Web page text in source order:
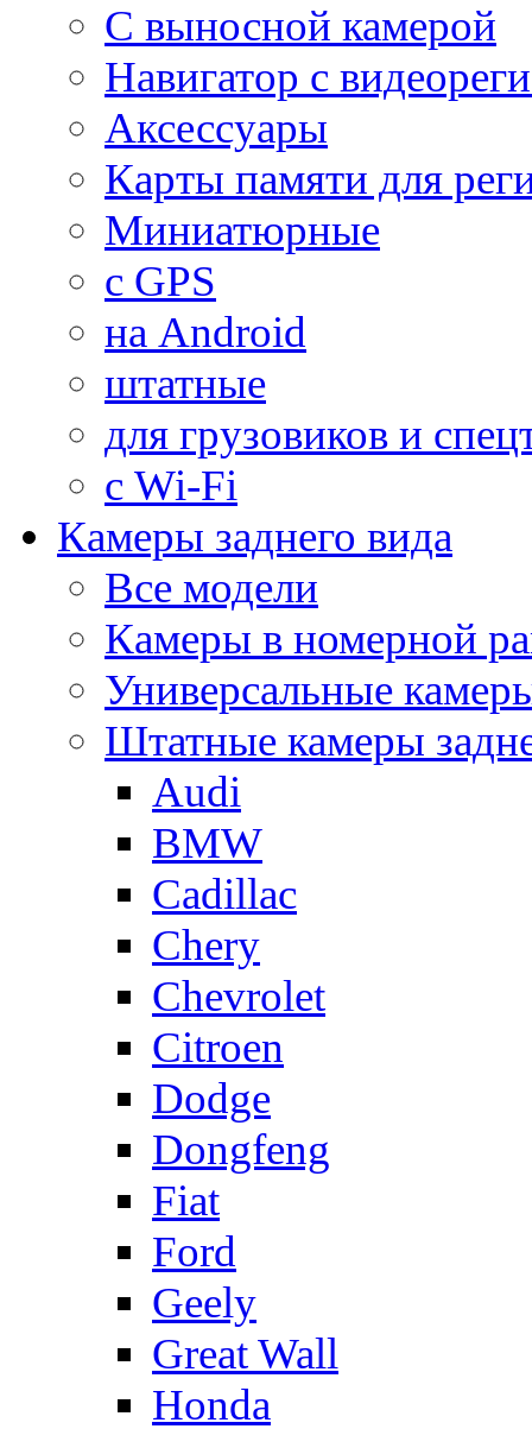
С выносной камерой
Навигатор с
Аксессуары
Карты памяти для
Миниатюрные
с GPS
на Android
штатные
для грузовиков и
с Wi-Fi
Камеры заднего вида
Все модели
Камеры в номерной
Универсальные
Штатные камеры
Audi
BMW
Cadillac
Chery
Chevrolet
Citroen
Dodge
Dongfeng
Fiat
Ford
Geely
Great Wall
Honda